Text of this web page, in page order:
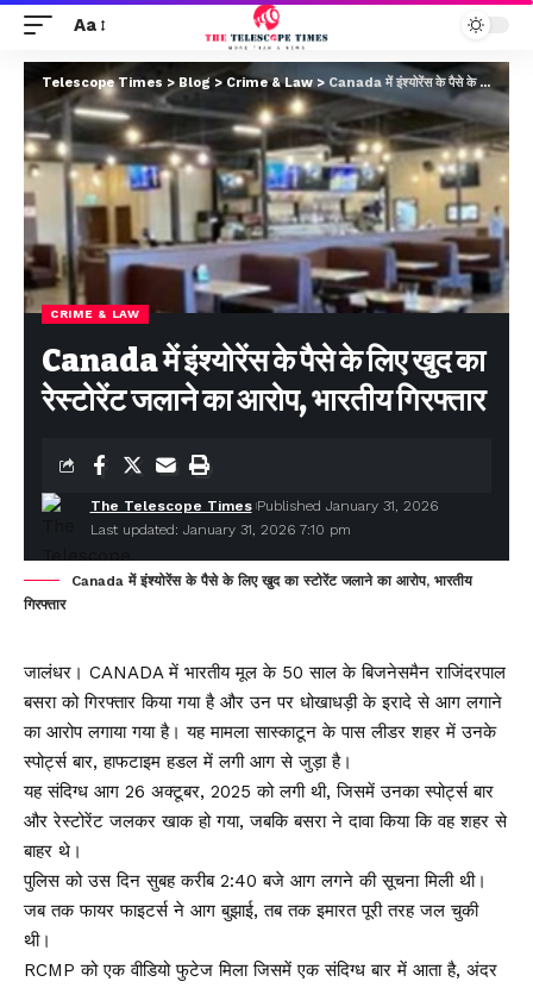
Aa
Telescope Times > Blog > Crime & Law > Canada में इंश्योरेंस के पैसे के लिए खुद का रेस्टोरेंट जलाने का आरोप, भारतीय गिरफ्तार
CRIME & LAW
Canada में इंश्योरेंस के पैसे के लिए खुद का
रेस्टोरेंट जलाने का आरोप, भारतीय गिरफ्तार
Last updated: January 31, 2026 7:10 pm
The Telescope Times Published January 31, 2026
Canada में इंश्योरेंस के पैसे के लिए खुद का स्टोरेंट जलाने का आरोप, भारतीय
गिरफ्तार
जालंधर। CANADA में भारतीय मूल के 50 साल के बिजनेसमैन राजिंदरपाल
बसरा को गिरफ्तार किया गया है और उन पर धोखाधड़ी के इरादे से आग लगाने
का आरोप लगाया गया है। यह मामला सास्काटून के पास लीडर शहर में उनके
स्पोर्ट्स बार, हाफटाइम हडल में लगी आग से जुड़ा है।
यह संदिग्ध आग 26 अक्टूबर, 2025 को लगी थी, जिसमें उनका स्पोर्ट्स बार
और रेस्टोरेंट जलकर खाक हो गया, जबकि बसरा ने दावा किया कि वह शहर से
बाहर थे।
पुलिस को उस दिन सुबह करीब 2:40 बजे आग लगने की सूचना मिली थी।
जब तक फायर फाइटर्स ने आग बुझाई, तब तक इमारत पूरी तरह जल चुकी
थी।
RCMP को एक वीडियो फुटेज मिला जिसमें एक संदिग्ध बार में आता है, अंदर